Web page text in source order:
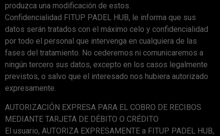
produzca una modificación de estos.
Confidencialidad FITUP PADEL HUB, le informa que sus
datos serán tratados con el máximo celo y confidencialidad
por todo el personal que intervenga en cualquiera de las
fases del tratamiento. No cederemos ni comunicaremos a
ningún tercero sus datos, excepto en los casos legalmente
previstos, o salvo que el interesado nos hubiera autorizado
expresamente.
AUTORIZACIÓN EXPRESA PARA EL COBRO DE RECIBOS
MEDIANTE TARJETA DE DÉBITO O CRÉDITO
El usuario, AUTORIZA EXPRESAMENTE a FITUP PADEL HUB,